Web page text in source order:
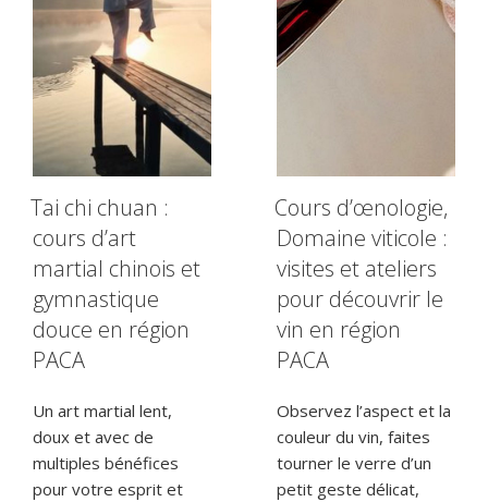
Tai chi chuan :
cours d’art
martial chinois et
gymnastique
douce en région
PACA
Un art martial lent,
doux et avec de
multiples bénéfices
pour votre esprit et
Cours d’œnologie,
Domaine viticole :
visites et ateliers
pour découvrir le
vin en région
PACA
Observez l’aspect et la
couleur du vin, faites
tourner le verre d’un
petit geste délicat,